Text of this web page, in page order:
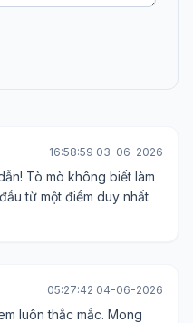
16:58:59 03-06-2026
Tò mò không biết làm
từ một điểm duy nhất
05:27:42 04-06-2026
luôn thắc mắc. Mong